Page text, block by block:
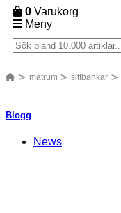
0 Varukorg
Meny
matrum sittbänkar
Blogg
News